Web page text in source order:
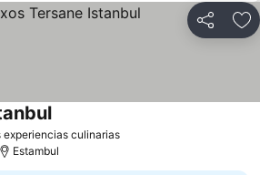
Compartir
experiencias culinarias
Estambul